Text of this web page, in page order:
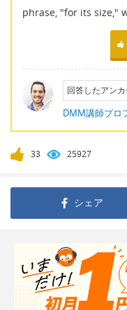
phrase, "for its size,"
回答したアン
DMM講師プロ
33 25927
シェア